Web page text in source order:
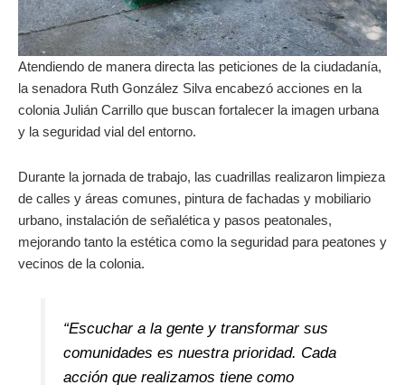
Atendiendo de manera directa las peticiones de la ciudadanía,
la senadora Ruth González Silva encabezó acciones en la
colonia Julián Carrillo que buscan fortalecer la imagen urbana
y la seguridad vial del entorno.
Durante la jornada de trabajo, las cuadrillas realizaron limpieza
de calles y áreas comunes, pintura de fachadas y mobiliario
urbano, instalación de señalética y pasos peatonales,
mejorando tanto la estética como la seguridad para peatones y
vecinos de la colonia.
“Escuchar a la gente y transformar sus
comunidades es nuestra prioridad. Cada
acción que realizamos tiene como